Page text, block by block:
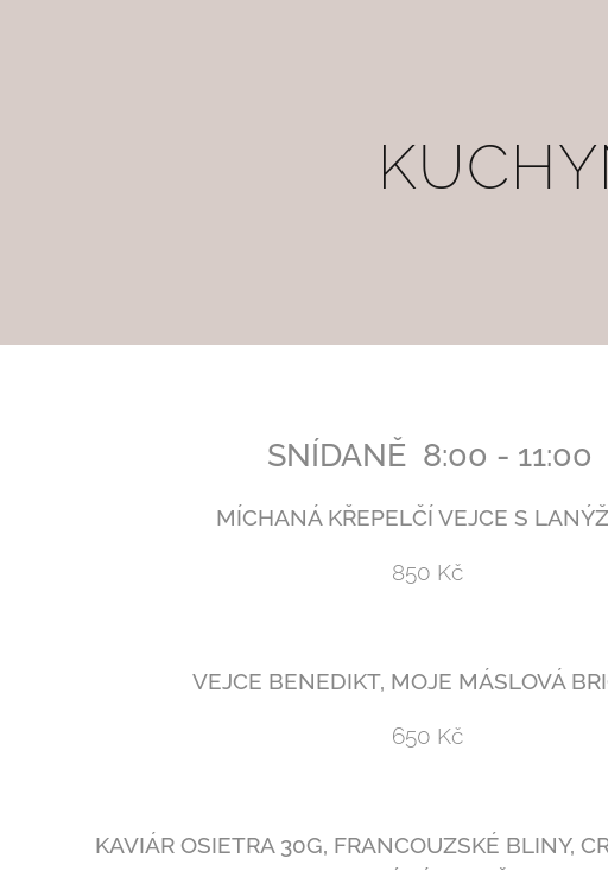
SNÍDANĚ 8:00 - 11:00
MÍCHANÁ KŘEPELČÍ VEJCE S
850 Kč
VEJCE BENEDIKT, MOJE MÁSLOVÁ
650 Kč
KAVIÁR OSIETRA 30G, FRANCOUZSKÉ BLINY,